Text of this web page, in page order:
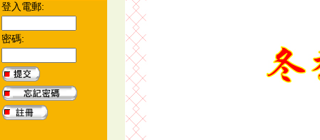
登入電郵:
密碼: